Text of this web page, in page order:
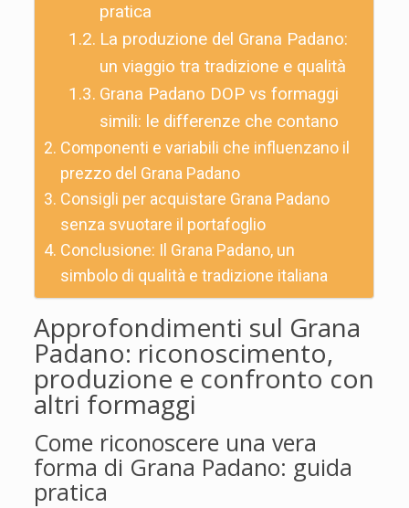
pratica
La produzione del Grana Padano:
un viaggio tra tradizione e qualità
Grana Padano DOP vs formaggi
simili: le differenze che contano
Componenti e variabili che influenzano il
prezzo del Grana Padano
Consigli per acquistare Grana Padano
senza svuotare il portafoglio
Conclusione: Il Grana Padano, un
simbolo di qualità e tradizione italiana
Approfondimenti sul Grana
Padano: riconoscimento,
produzione e confronto con
altri formaggi
Come riconoscere una vera
forma di Grana Padano: guida
pratica